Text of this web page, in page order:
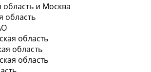
область и Москва
область
область
область
область